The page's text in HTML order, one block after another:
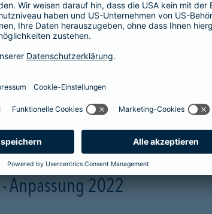
Vergleich hier aufgelistet. Sie erhalten
Anpassung 2022